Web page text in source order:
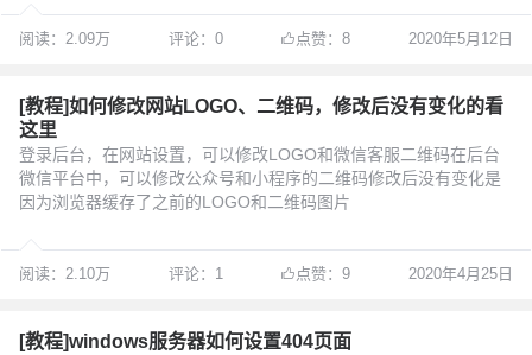
阅读：2.09万 评论：0 点赞：8 2020年5月12日
[教程]如何修改网站LOGO、二维码，修改后没有变化的看
这里
登录后台，在网站设置，可以修改LOGO和微信客服二维码在后台
微信平台中，可以修改公众号和小程序的二维码修改后没有变化是
因为浏览器缓存了之前的LOGO和二维码图片
阅读：2.10万 评论：1 点赞：9 2020年4月25日
[教程]windows服务器如何设置404页面